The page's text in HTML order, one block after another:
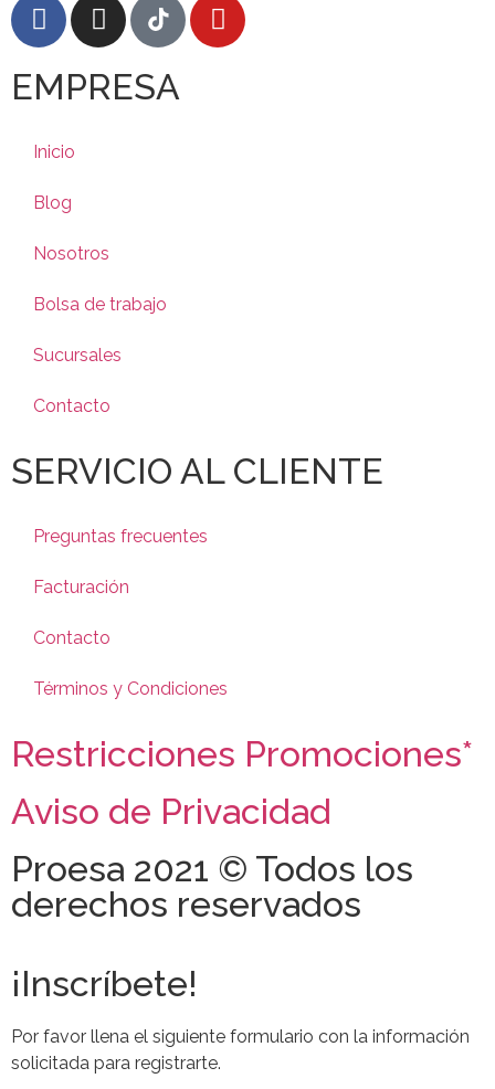
EMPRESA
Inicio
Blog
Nosotros
Bolsa de trabajo
Sucursales
Contacto
SERVICIO AL CLIENTE
Preguntas frecuentes
Facturación
Contacto
Términos y Condiciones
Restricciones Promociones*
Aviso de Privacidad
Proesa 2021 © Todos los
derechos reservados
¡Inscríbete!
Por favor llena el siguiente formulario con la información
solicitada para registrarte.